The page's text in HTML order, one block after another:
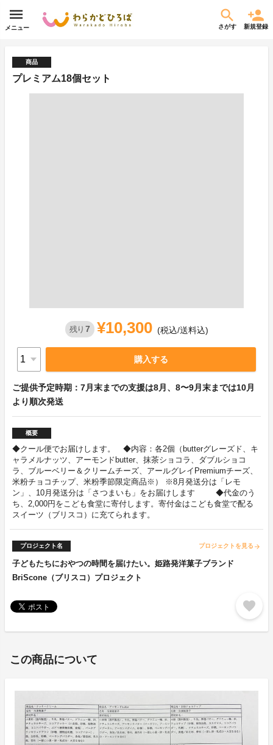
メニュー さがす 新規登録
商品
プレミアム18個セット
残り 7 ¥10,300 (税込/送料込)
購入する
ご提供予定時期：7月末までの支援は8月、8〜9月末までは10月
より順次発送
概要
◆クール便でお届けします。 ◆内容：各2個（butterグレーズド、キ
ャラメルナッツ、アーモンドbutter、抹茶ショコラ、ダブルショコ
ラ、ブルーベリー＆クリームチーズ、アールグレイPremiumチーズ、
米粉チョコチップ、米粉季節限定商品※） ※8月発送分は「レモ
ン」、10月発送分は「さつまいも」をお届けします ◆代金のう
ち、2,000円をこども食堂に寄付します。寄付金はこども食堂で配る
スイーツ（ブリスコ）に充てられます。
プロジェクト名 プロジェクトを見る arrow_forward
子どもたちにおやつの時間を届けたい。姫路発洋菓子ブランド
BriScone（ブリスコ）プロジェクト
favorite
この商品について